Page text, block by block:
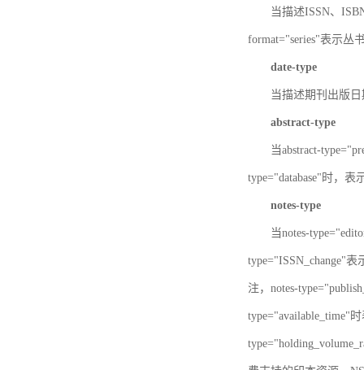
当描述ISSN、
format="series"表示丛
date-type
当描述期刊出版日
abstract-type
当abstract-
type="database"时，表
notes-type
当notes-
type="ISSN_change"
注，notes-
type="available_time"